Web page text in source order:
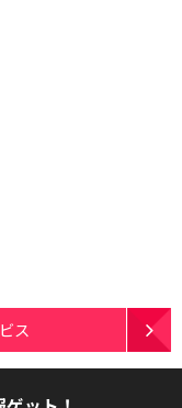
ス